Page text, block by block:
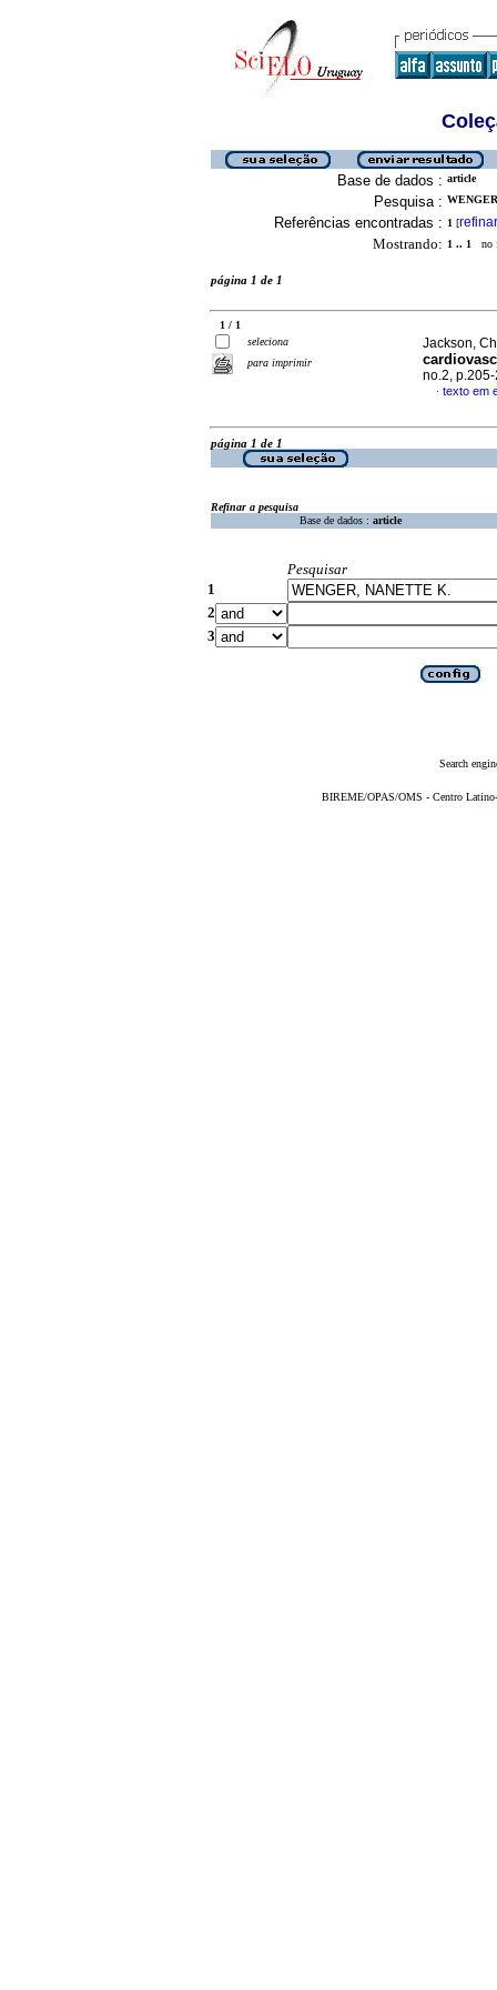
Base de dados : article
Pesquisa :
Referências encontradas : 1 [refinar
Mostrando: 1 .. 1 no
página 1 de 1
1 / 1
seleciona
para imprimir
Jackson,
no.2,
· texto em
página 1 de 1
Refinar a pesquisa
Base de dados : article
Pesquisar
1
2
3
Search
BIREME/OPAS/OMS - Centro Latino-